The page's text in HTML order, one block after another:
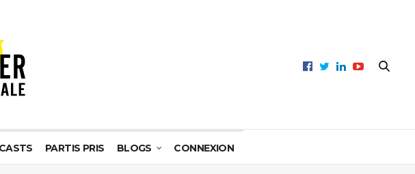
PARTIS PRIS BLOGS CONNEXION